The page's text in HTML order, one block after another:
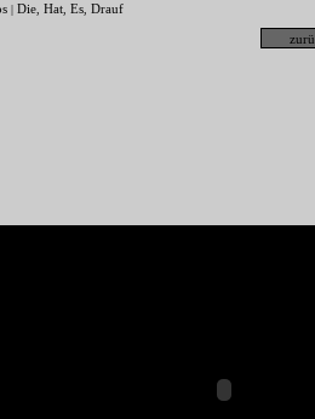
|Die ,Hat ,Es ,Drauf